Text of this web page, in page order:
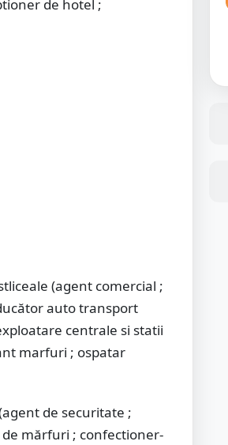
de hotel ;
(agent comercial ;
auto transport
centrale si statii
marfuri ; ospatar
de securitate ;
mărfuri ; confectioner-